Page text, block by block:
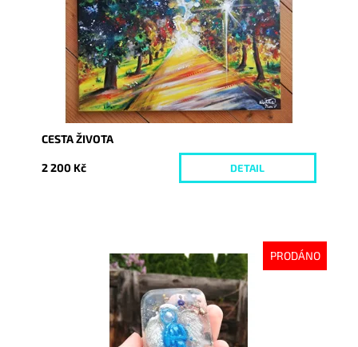
CESTA ŽIVOTA
2 200 Kč DETAIL
PRODÁNO
Vyprodáno
3821